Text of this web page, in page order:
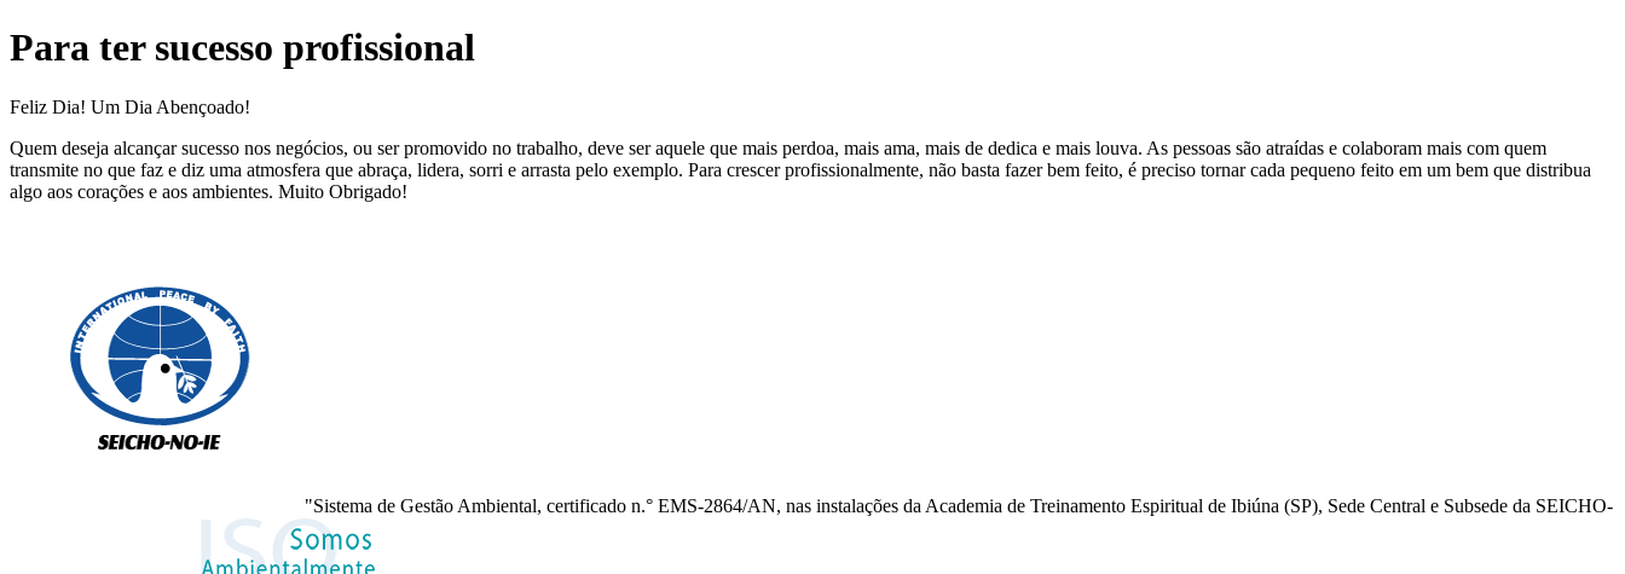
Para ter sucesso profissional
Feliz Dia! Um Dia Abençoado!
Quem deseja alcançar sucesso nos negócios, ou ser promovido no trabalho, deve ser aquele que mais perdoa, mais ama, mais de dedica e mais louva. As pessoas são atraídas e colaboram mais com quem
transmite no que faz e diz uma atmosfera que abraça, lidera, sorri e arrasta pelo exemplo. Para crescer profissionalmente, não basta fazer bem feito, é preciso tornar cada pequeno feito em um bem que distribua
algo aos corações e aos ambientes. Muito Obrigado!
"Sistema de Gestão Ambiental, certificado n.° EMS-2864/AN, nas instalações da Academia de Treinamento Espiritual de Ibiúna (SP), Sede Central e Subsede da SEICHO-